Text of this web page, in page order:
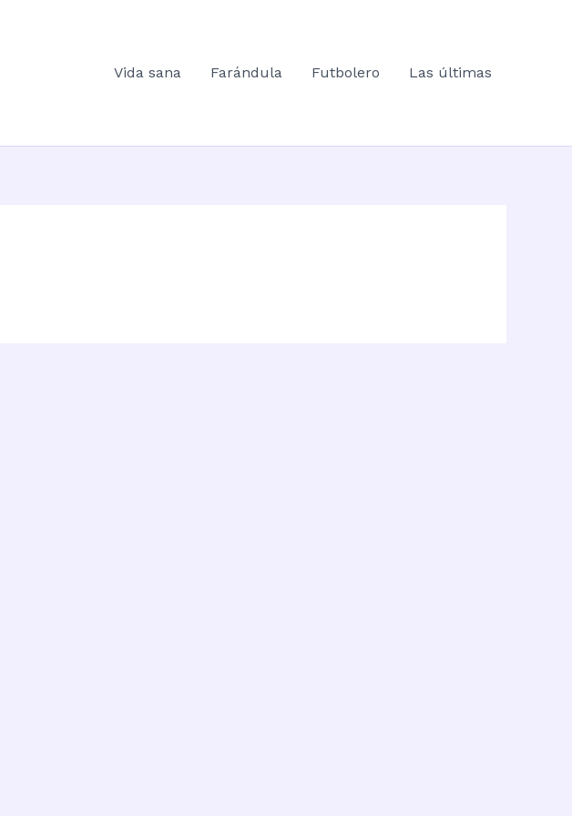
Vida sana
Farándula Futbolero Las últimas